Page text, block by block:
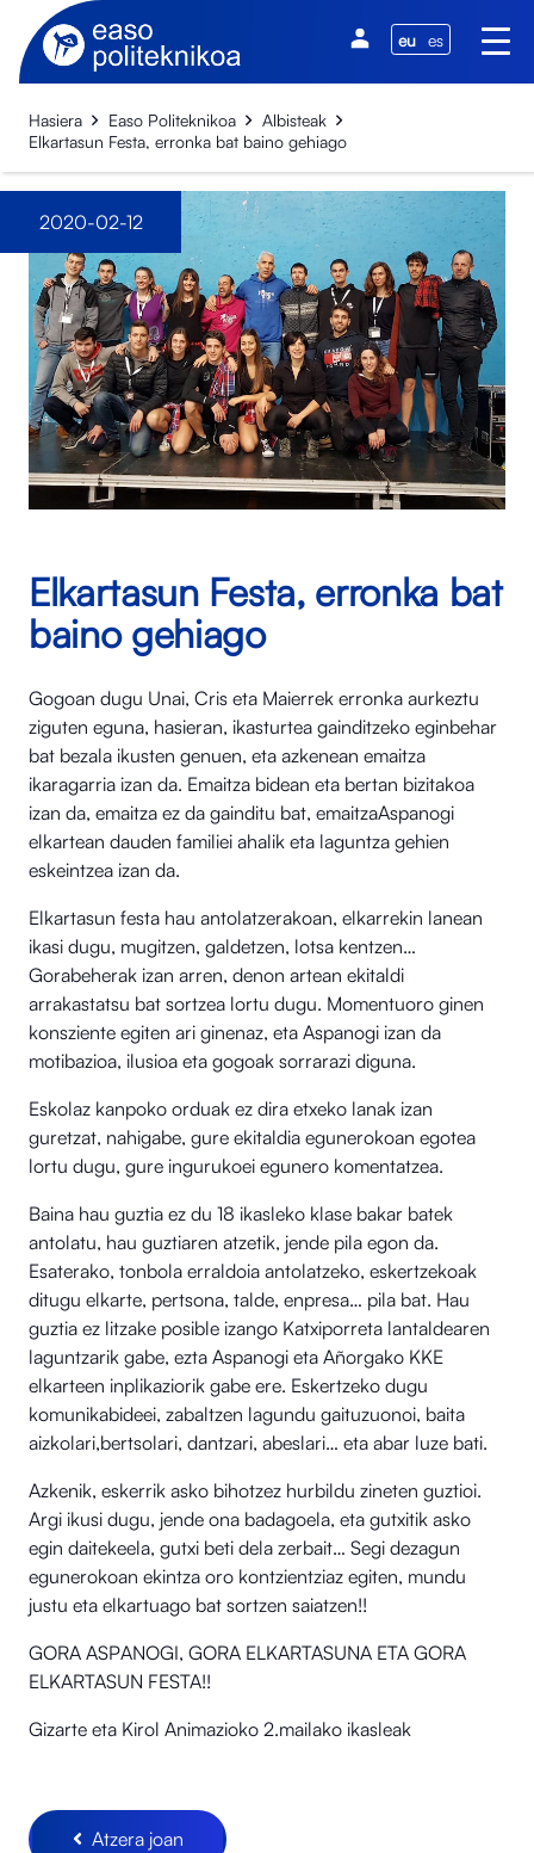
eu es
Hasiera Easo Politeknikoa
Albisteak
Elkartasun Festa, erronka bat baino gehiago
2020-02-12
Elkartasun Festa, erronka bat
baino gehiago
Gogoan dugu Unai, Cris eta Maierrek erronka aurkeztu
ziguten eguna, hasieran, ikasturtea gainditzeko eginbehar
bat bezala ikusten genuen, eta azkenean emaitza
ikaragarria izan da. Emaitza bidean eta bertan bizitakoa
izan da, emaitza ez da gainditu bat, emaitzaAspanogi
elkartean dauden familiei ahalik eta laguntza gehien
eskeintzea izan da.
Elkartasun festa hau antolatzerakoan, elkarrekin lanean
ikasi dugu, mugitzen, galdetzen, lotsa kentzen…
Gorabeherak izan arren, denon artean ekitaldi
arrakastatsu bat sortzea lortu dugu. Momentuoro ginen
konsziente egiten ari ginenaz, eta Aspanogi izan da
motibazioa, ilusioa eta gogoak sorrarazi diguna.
Eskolaz kanpoko orduak ez dira etxeko lanak izan
guretzat, nahigabe, gure ekitaldia egunerokoan egotea
lortu dugu, gure ingurukoei egunero komentatzea.
Baina hau guztia ez du 18 ikasleko klase bakar batek
antolatu, hau guztiaren atzetik, jende pila egon da.
Esaterako, tonbola erraldoia antolatzeko, eskertzekoak
ditugu elkarte, pertsona, talde, enpresa… pila bat. Hau
guztia ez litzake posible izango Katxiporreta lantaldearen
laguntzarik gabe, ezta Aspanogi eta Añorgako KKE
elkarteen inplikaziorik gabe ere. Eskertzeko dugu
komunikabideei, zabaltzen lagundu gaituzuonoi, baita
aizkolari,bertsolari, dantzari, abeslari… eta abar luze bati.
Azkenik, eskerrik asko bihotzez hurbildu zineten guztioi.
Argi ikusi dugu, jende ona badagoela, eta gutxitik asko
egin daitekeela, gutxi beti dela zerbait… Segi dezagun
egunerokoan ekintza oro kontzientziaz egiten, mundu
justu eta elkartuago bat sortzen saiatzen!!
GORA ASPANOGI, GORA ELKARTASUNA ETA GORA
ELKARTASUN FESTA!!
Gizarte eta Kirol Animazioko 2.mailako ikasleak
Atzera joan